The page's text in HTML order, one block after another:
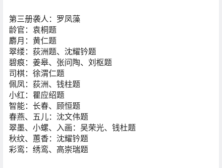
第三册袭人：罗凤藻
龄官：袁桐题
麝月：黄仁题
翠缕：荻洲题、沈耀钤题
碧痕：姜皋、张问陶、刘枢题
司棋：徐渭仁题
佩凤：荻洲、钱柱题
小红：瞿应绍题
智能：长春、顾恒题
春燕、五儿：沈文伟题
翠墨、小螺、入画：吴荣光、钱杜题
秋纹、蕙香：沈耀钤题
彩鸾：绣鸾、高崇瑞题